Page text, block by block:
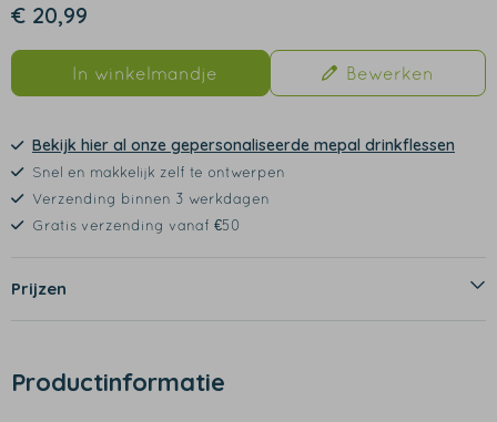
€ 20,99
In winkelmandje Bewerken
Bekijk hier al onze gepersonaliseerde mepal drinkflessen
Snel en makkelijk zelf te ontwerpen
Verzending binnen 3 werkdagen
Gratis verzending vanaf €50
Prijzen
Productinformatie